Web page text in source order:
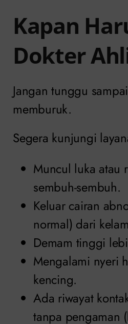
Kapan
Dokter
Jangan tunggu
memburuk.
Segera kunjungi
Muncul luka atau
sembuh-sembuh.
Keluar cairan
normal) dari
Demam tinggi
Mengalami nyeri
kencing.
Ada riwayat
tanpa pengaman